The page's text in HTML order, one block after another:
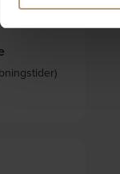
dem, eller som